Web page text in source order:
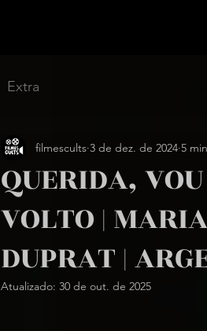
Extra
QUERIDA,
VOLTO |
DUPRAT |
filmescults 3 de dez. de 2024 5
Atualizado: 30 de out. de 2025